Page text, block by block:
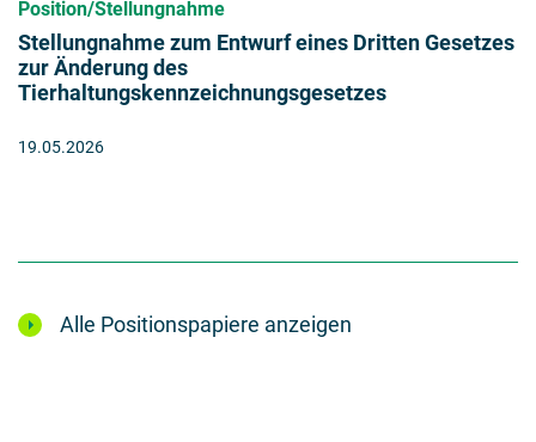
Position/Stellungnahme
Stellungnahme zum Entwurf eines Dritten Gesetzes
zur Änderung des
Tierhaltungskennzeichnungsgesetzes
19.05.2026
Alle Positionspapiere anzeigen